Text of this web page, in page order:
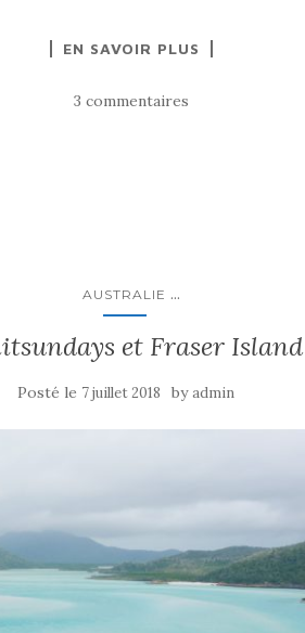
EN SAVOIR PLUS
3 commentaires
AUSTRALIE ...
et Fraser Island
Posté le 7 juillet 2018 byadmin